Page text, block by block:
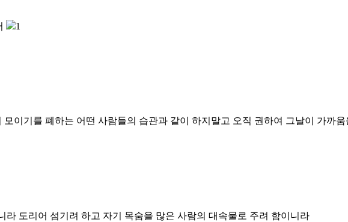
1
이기를 폐하는 어떤 사람들의 습관과 같이 하지말고 오직 권하여 그날이 가까
라 도리어 섬기려 하고 자기 목숨을 많은 사람의 대속물로 주려 함이니라